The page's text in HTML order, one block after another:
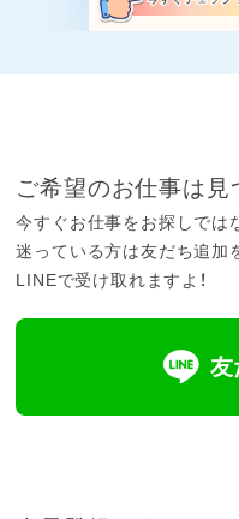
ご希望のお仕事は見
今すぐお仕事をお探しでは
迷っている方は友だち追加
LINEで受け取れますよ！
友